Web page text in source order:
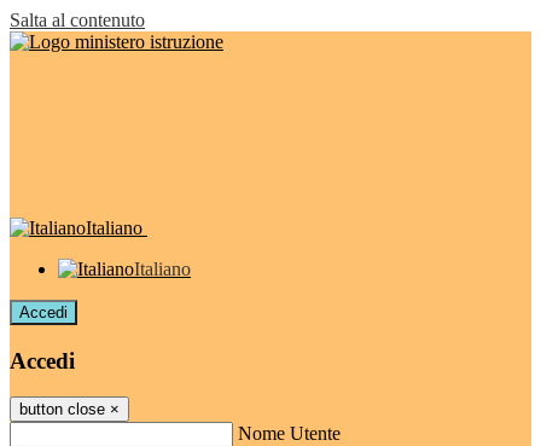
Salta al contenuto
Italiano
Italiano
Accedi
Accedi
button close ×
Nome Utente